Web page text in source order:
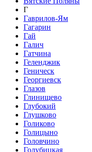
Г
Гаврилов-Ям
Гагарин
Гай
Галич
Гатчина
Геленджик
Геническ
Георгиевск
Глазов
Глинищево
Глубокий
Глушково
Голиково
Голицыно
Головчино
Голубицкая